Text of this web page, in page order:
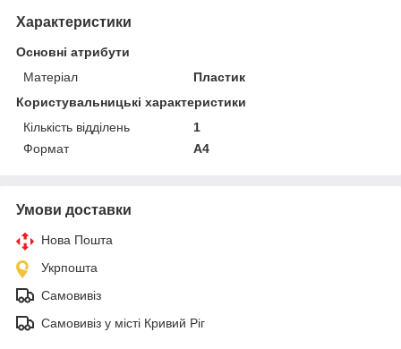
Характеристики
Основні атрибути
Матеріал
Пластик
Користувальницькі характеристики
Кількість відділень
1
Формат
A4
Умови доставки
Нова Пошта
Укрпошта
Самовивіз
Самовивіз у місті Кривий Ріг